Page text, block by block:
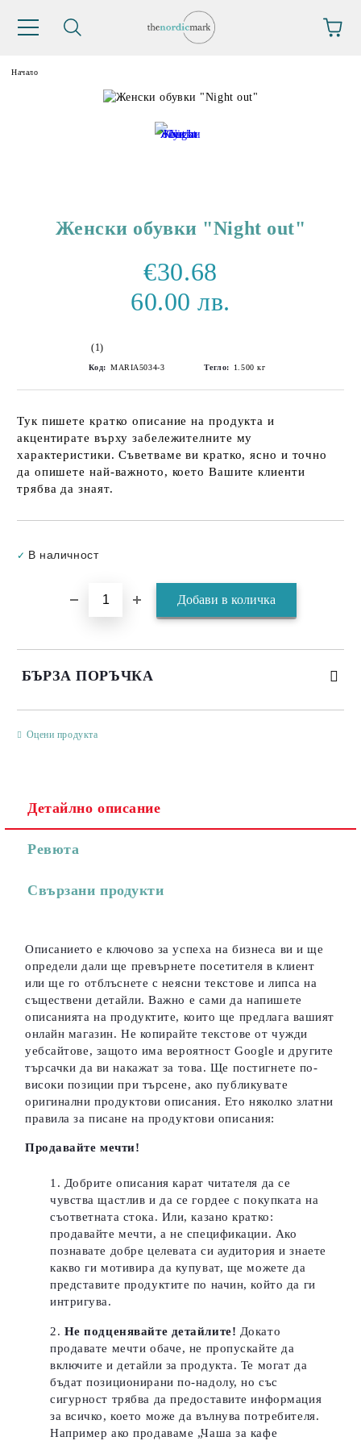
Начало
Женски обувки "Night out"
€30.68
60.00 лв.
(1)
Код: MARIA5034-3 Тегло: 1.500 кг
Тук пишете кратко описание на продукта и
акцентирате върху забележителните му
характеристики. Съветваме ви кратко, ясно и точно
да опишете най-важното, което Вашите клиенти
трябва да знаят.
✓ В наличност
БЪРЗА ПОРЪЧКА
Оцени продукта
Детайлно описание
Ревюта
Свързани продукти
Описанието е ключово за успеха на бизнеса ви и ще
определи дали ще превърнете посетителя в клиент
или ще го отблъснете с неясни текстове и липса на
съществени детайли. Важно е сами да напишете
описанията на продуктите, които ще предлага вашият
онлайн магазин. Не копирайте текстове от чужди
уебсайтове, защото има вероятност Google и другите
търсачки да ви накажат за това. Ще постигнете по-
високи позиции при търсене, ако публикувате
оригинални продуктови описания. Ето няколко златни
правила за писане на продуктови описания:
Продавайте мечти!
Добрите описания карат читателя да се
чувства щастлив и да се гордее с покупката на
съответната стока. Или, казано кратко:
продавайте мечти, а не спецификации. Ако
познавате добре целевата си аудитория и знаете
какво ги мотивира да купуват, ще можете да
представите продуктите по начин, който да ги
интригува.
Не подценявайте детайлите! Докато
продавате мечти обаче, не пропускайте да
включите и детайли за продукта. Те могат да
бъдат позиционирани по-надолу, но със
сигурност трябва да предоставите информация
за всичко, което може да вълнува потребителя.
Например ако продаваме „Чаша за кафе